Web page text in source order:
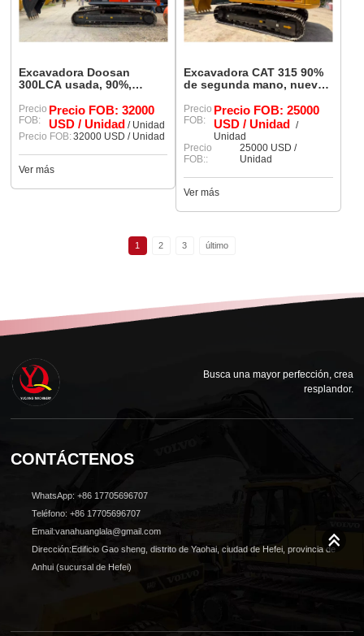
Excavadora Doosan
300LCA usada, 90%,
Precio
FOB:
Precio FOB: 32000
USD / Unidad / Unidad
Precio FOB:32000 USD / Unidad
Ver más
Excavadora CAT 315 90%
de segunda mano, nueva
trabajar.
Precio
FOB:
Precio FOB: 25000
USD / Unidad /
Unidad
Precio
FOB::
25000 USD /
Unidad
Ver más
1 2 3 último
Busca una mayor perfección, crea
resplandor.
CONTÁCTENOS
WhatsApp: +86 17705696707
Teléfono: +86 17705696707
Email:vanahuanglala@gmail.com
Dirección:Edificio Gao sheng, distrito de Yaohai, ciudad de Hefei, provincia de
Anhui (sucursal de Hefei)